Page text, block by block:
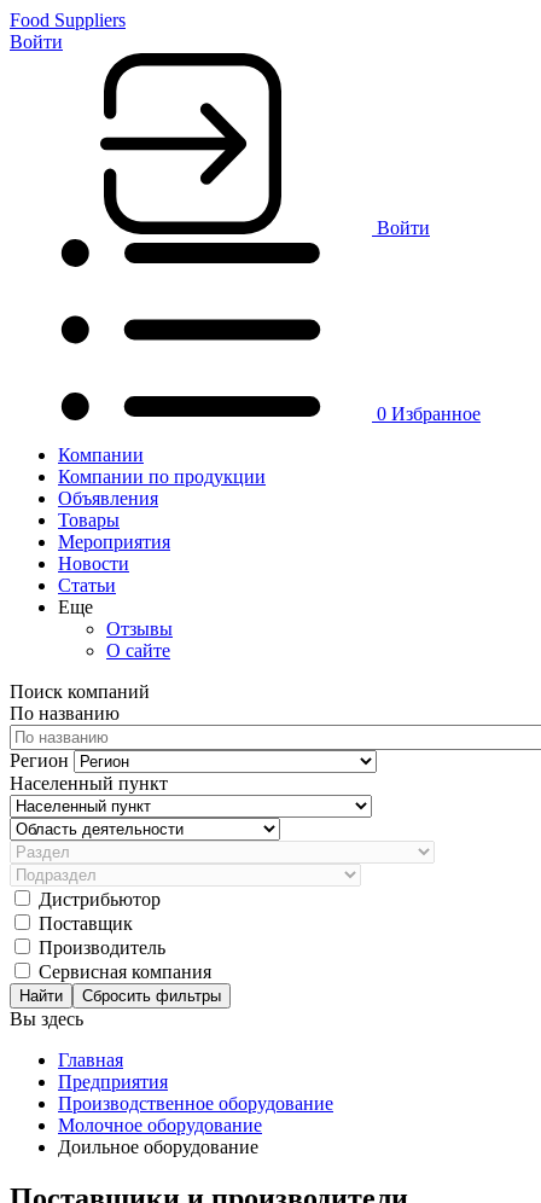
Food Suppliers
Войти
Войти
0 Избранное
Компании
Компании по продукции
Объявления
Товары
Мероприятия
Новости
Статьи
Еще
Отзывы
О сайте
Поиск компаний
По названию
Регион
Населенный пункт
Дистрибьютор
Поставщик
Производитель
Сервисная компания
Сбросить фильтры
Вы здесь
Главная
Предприятия
Производственное оборудование
Молочное оборудование
Доильное оборудование